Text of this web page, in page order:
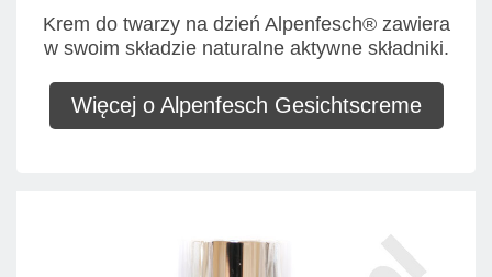
Krem do twarzy na dzień Alpenfesch® zawiera
w swoim składzie naturalne aktywne składniki.
Więcej o Alpenfesch Gesichtscreme